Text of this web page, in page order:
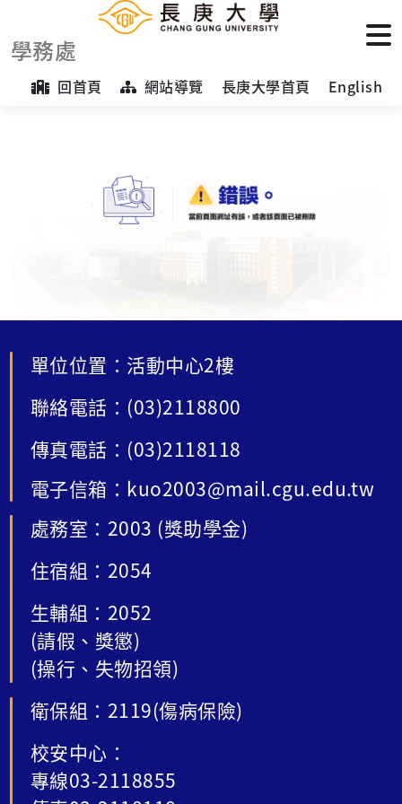
學務處
回首頁 網站導覽 長庚大學首頁 English
單位位置：活動中心2樓
聯絡電話：(03)2118800
傳真電話：(03)2118118
電子信箱：kuo2003@mail.cgu.edu.tw
處務室：2003 (獎助學金)
住宿組：2054
生輔組：2052
(請假、獎懲)
(操行、失物招領)
衛保組：2119(傷病保險)
校安中心：
專線03-2118855